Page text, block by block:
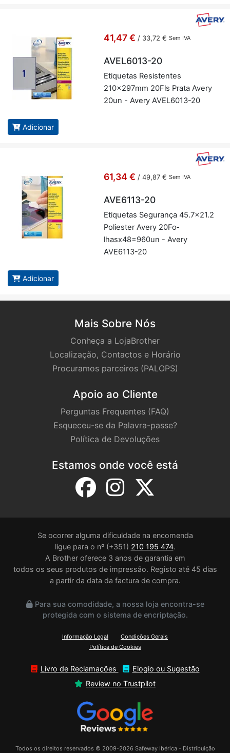
41,47 € / 33,72 € Sem IVA
AVEL6013-20
Eti­quetas Re­sis­tentes
210x297mm 20Fls Prata Avery
20un - Avery AVEL6013-20
Adicionar
61,34 € / 49,87 € Sem IVA
AVE6113-20
Eti­quetas Se­gu­rança 45.7x21.2
Po­li­ester Avery 20­Fo­
lhasx48=960un - Avery
AVE6113-20
Adicionar
Mais Sobre Nós
Conheça a LojaBrother
Localização, Contactos e Horário
Procuramos parceiros (PALOPS)
Apoio ao Cliente
Perguntas Frequentes (FAQ)
Esqueceu-se da Palavra-passe?
Política de Devoluções
Estamos onde você está
Se ocorrer alguma dificuldade na encomenda
ligue para o nº (+351) 210 195 474.
A Brother oferece 3 anos de garantia em
todos os seus produtos de impressão. Registo até 45 dias
a partir da data da factura de compra.
Para sua comodidade, a nossa loja encontra-se
protegida com o sistema de encriptação.
Informação Legal
Condições Gerais
Política de Cookies
Livro de Reclamações
Elogio ou Sugestão
Review no Trustpilot
Todos os direitos reservados © 2009-2026 Safeway Ibérica - Distribuição